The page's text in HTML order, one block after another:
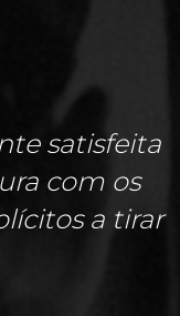
satisfeita
com os
a tirar